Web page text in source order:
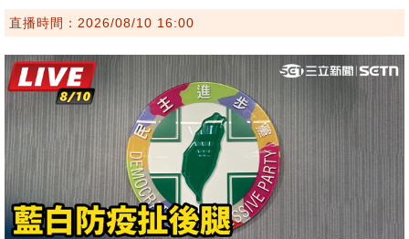
直播時間：2026/08/10 16:00